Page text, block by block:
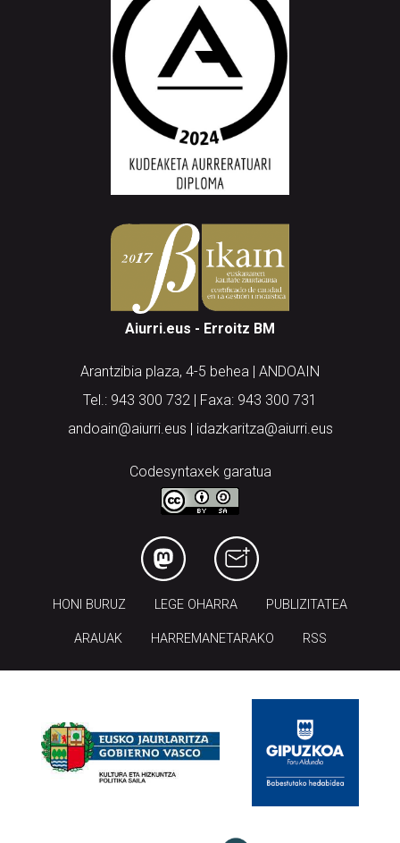
Aiurri.eus - Erroitz BM
Arantzibia plaza, 4-5 behea | ANDOAIN
Tel.: 943 300 732 | Faxa: 943 300 731
andoain@aiurri.eus | idazkaritza@aiurri.eus
Codesyntaxek garatua
HONI BURUZ LEGE OHARRA PUBLIZITATEA
ARAUAK HARREMANETARAKO RSS